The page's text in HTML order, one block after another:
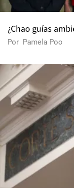
¿Chao guías
Por Pamela Poo